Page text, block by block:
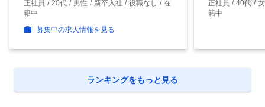
正社員
20代 男性 新卒入社 役職なし
在
籍中
募集中の求人情報を見る
正社員
40代
籍中
ランキングをもっと見る